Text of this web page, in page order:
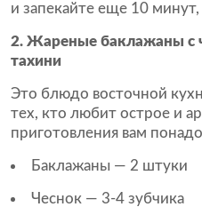
и запекайте еще 10 минут,
2. Жареные баклажаны с
тахини
Это блюдо восточной
тех, кто любит острое и
приготовления вам
Баклажаны — 2 штуки
Чеснок — 3-4 зубчика